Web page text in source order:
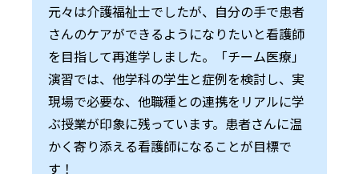
元々は介護福祉士でしたが、自分の手で患者
さんのケアができるようになりたいと看護師
を目指して再進学しました。「チーム医療」
演習では、他学科の学生と症例を検討し、実
現場で必要な、他職種との連携をリアルに学
ぶ授業が印象に残っています。患者さんに温
かく寄り添える看護師になることが目標で
す！